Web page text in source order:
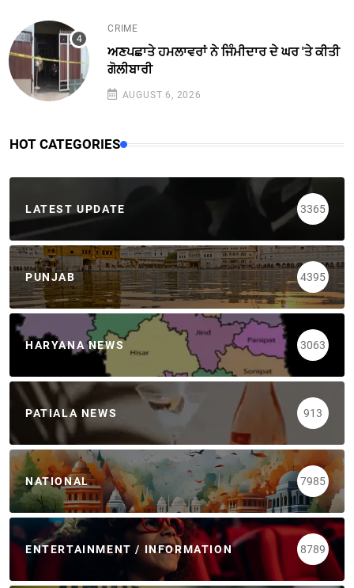
CRIME
ਅਣਪਛਾਤੇ ਹਮਲਾਵਰਾਂ ਨੇ ਜਿੰਮੀਦਾਰ ਦੇ ਘਰ 'ਤੇ ਕੀਤੀ
ਗੋਲੀਬਾਰੀ
AUGUST 6, 2026
HOT CATEGORIES
LATEST UPDATE 3365
PUNJAB 4395
HARYANA NEWS 3063
PATIALA NEWS 913
NATIONAL 7985
ENTERTAINMENT / INFORMATION 8789